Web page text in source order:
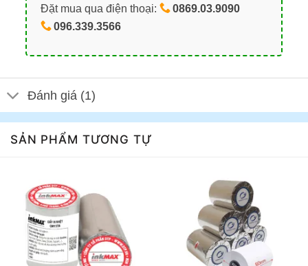
Đặt mua qua điện thoại:
0869.03.9090
096.339.3566
Đánh giá (1)
SẢN PHẨM TƯƠNG TỰ